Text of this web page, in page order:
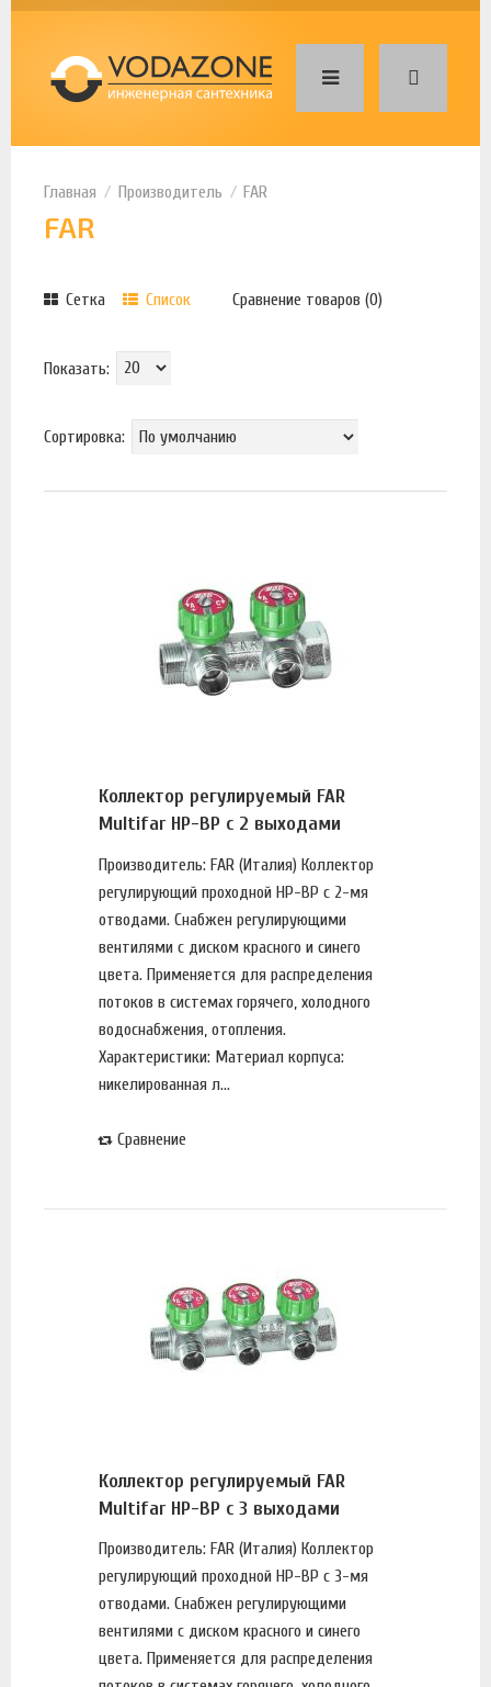
Производитель FAR
FAR
Сетка Список Сравнение товаров (0)
Показать:
Сортировка:
Коллектор регулируемый FAR
Multifar НР-ВР с 2 выходами
Производитель: FAR (Италия) Коллектор
регулирующий проходной НР-ВР с 2-мя
отводами. Снабжен регулирующими
вентилями с диском красного и синего
цвета. Применяется для распределения
потоков в системах горячего, холодного
водоснабжения, отопления.
Характеристики: Материал корпуса:
никелированная л...
Сравнение
Коллектор регулируемый FAR
Multifar НР-ВР с 3 выходами
Производитель: FAR (Италия) Коллектор
регулирующий проходной НР-ВР с 3-мя
отводами. Снабжен регулирующими
вентилями с диском красного и синего
цвета. Применяется для распределения